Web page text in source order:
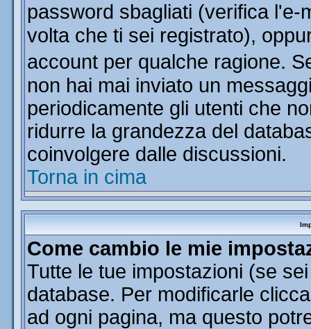
password sbagliati (verifica
volta che ti sei registrato),
account per qualche ragione.
non hai mai inviato un
periodicamente gli utenti che
ridurre la grandezza del
coinvolgere dalle discussioni.
Torna in cima
Come cambio le mie
Tutte le tue impostazioni (se
database. Per modificarle
ad ogni pagina, ma questo